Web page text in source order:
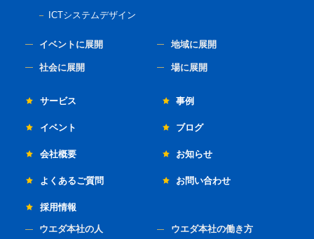
ICTシステムデザイン
イベントに展開 地域に展開
社会に展開 場に展開
サービス 事例
イベント ブログ
会社概要 お知らせ
よくあるご質問 お問い合わせ
採用情報
ウエダ本社の人 ウエダ本社の働き方